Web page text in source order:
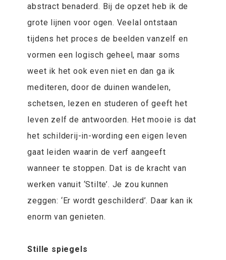
abstract benaderd. Bij de opzet heb ik de
grote lijnen voor ogen. Veelal ontstaan
tijdens het proces de beelden vanzelf en
vormen een logisch geheel, maar soms
weet ik het ook even niet en dan ga ik
mediteren, door de duinen wandelen,
schetsen, lezen en studeren of geeft het
leven zelf de antwoorden. Het mooie is dat
het schilderij-in-wording een eigen leven
gaat leiden waarin de verf aangeeft
wanneer te stoppen. Dat is de kracht van
werken vanuit ‘Stilte’. Je zou kunnen
zeggen: ‘Er wordt geschilderd’. Daar kan ik
enorm van genieten.
Stille spiegels